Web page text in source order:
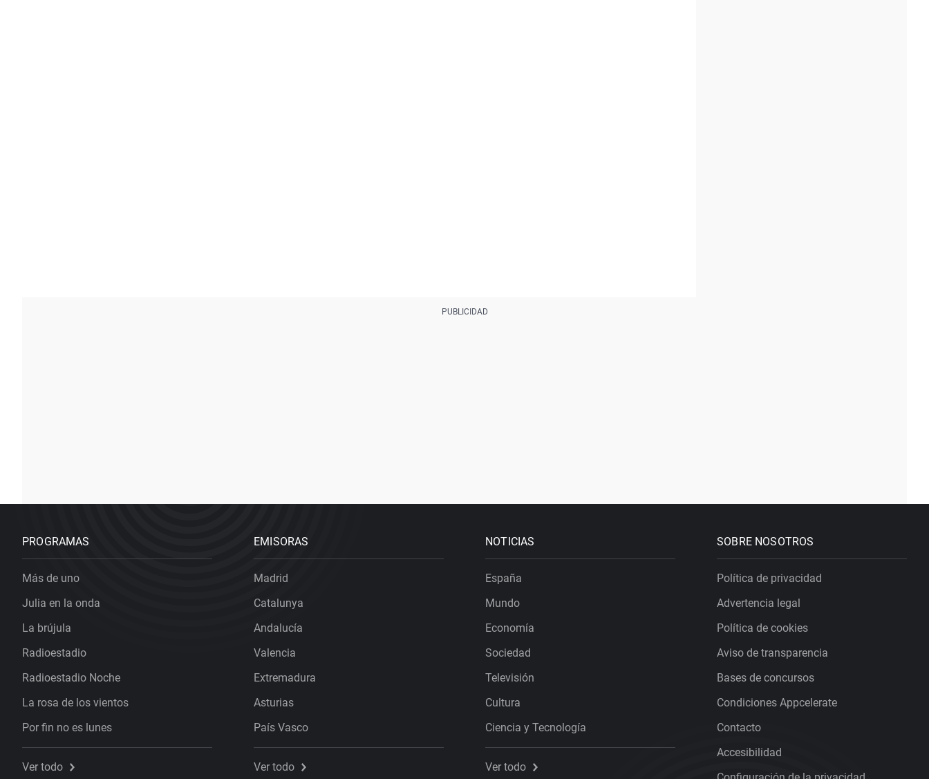
PROGRAMAS
Más de uno
Julia en la onda
La brújula
Radioestadio
Radioestadio Noche
La rosa de los vientos
Por fin no es lunes
Ver todo
EMISORAS
Madrid
Catalunya
Andalucía
Valencia
Extremadura
Asturias
País Vasco
Ver todo
NOTICIAS
España
Mundo
Economía
Sociedad
Televisión
Cultura
Ciencia y Tecnología
Ver todo
SOBRE NOSOTROS
Política de privacidad
Advertencia legal
Política de cookies
Aviso de transparencia
Bases de concursos
Condiciones Appcelerate
Contacto
Accesibilidad